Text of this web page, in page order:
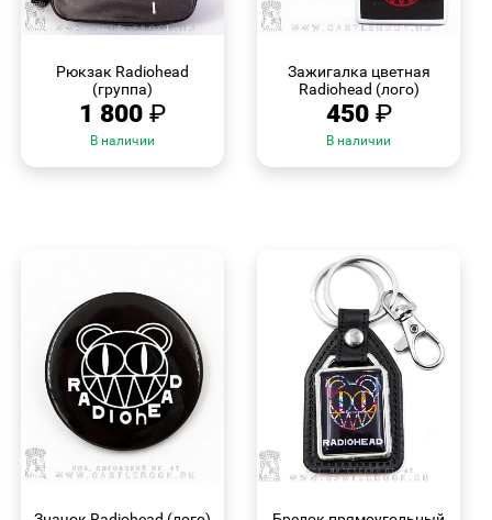
Рюкзак Radiohead
(группа)
1 800 ₽
В наличии
Зажигалка цветная
Radiohead (лого)
450 ₽
В наличии